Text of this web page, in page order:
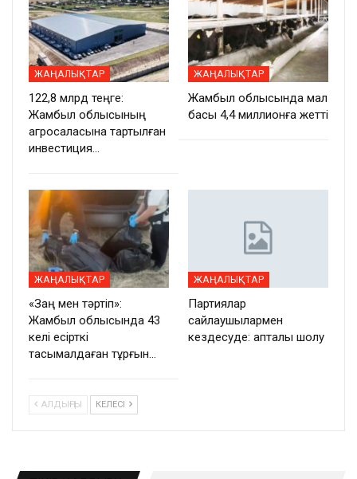
ЖАҢАЛЫҚТАР
122,8 млрд теңге:
Жамбыл облысының
агросаласына тартылған
инвестиция…
ЖАҢАЛЫҚТАР
Жамбыл облысында мал
басы 4,4 миллионға жетті
ЖАҢАЛЫҚТАР
«Заң мен тәртіп»:
Жамбыл облысында 43
келі есірткі
тасымалдаған тұрғын…
ЖАҢАЛЫҚТАР
Партиялар
сайлаушылармен
кездесуде: апталық шолу
АЛДЫҢҒЫ КЕЛЕСІ